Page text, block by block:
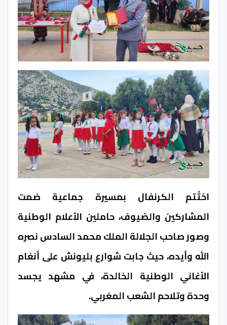
اختُتم الكرنفال بمسيرة جماعية ضمت
المشاركين والضيوف، حاملين الأعلام الوطنية
وصور صاحب الجلالة الملك محمد السادس نصره
الله وأيده، حيث جابت شوارع بليونش على أنغام
الأغاني الوطنية الخالدة، في مشهد يجسد
وحدة وتلاحم الشعب المغربي.